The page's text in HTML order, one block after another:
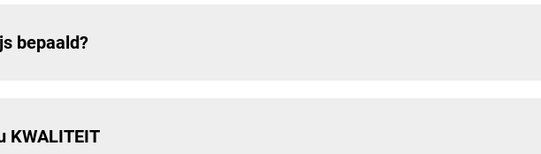
bepaald?
KWALITEIT